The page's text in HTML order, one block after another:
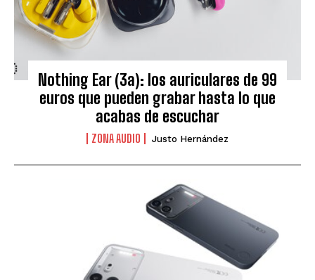
Nothing Ear (3a): los auriculares de 99
euros que pueden grabar hasta lo que
acabas de escuchar
ZONA AUDIO Justo Hernández